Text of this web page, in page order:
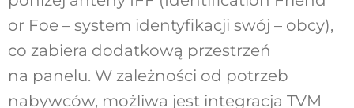
or Foe – system identyfikacji swój – obcy),
co zabiera dodatkową przestrzeń
na panelu. W zależności od potrzeb
nabywców, możliwa jest integracja TVM